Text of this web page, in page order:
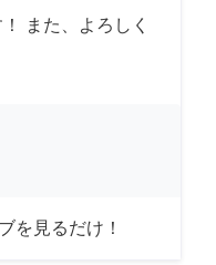
また、よろしく
を見るだけ！